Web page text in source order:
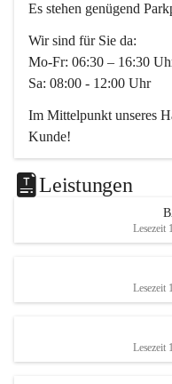
Es stehen genügend
Wir sind für Sie da:
Mo-Fr: 06:30 – 16:30
Sa: 08:00 - 12:00 Uhr
Im Mittelpunkt unseres
Kunde!
Das Team ist freundlich,
den Bereichen
Beratung, Lager sowie
finden wir eine
office@mayer-lipsch.at
Leistungen
Lesezeit
Lesezeit
Lesezeit